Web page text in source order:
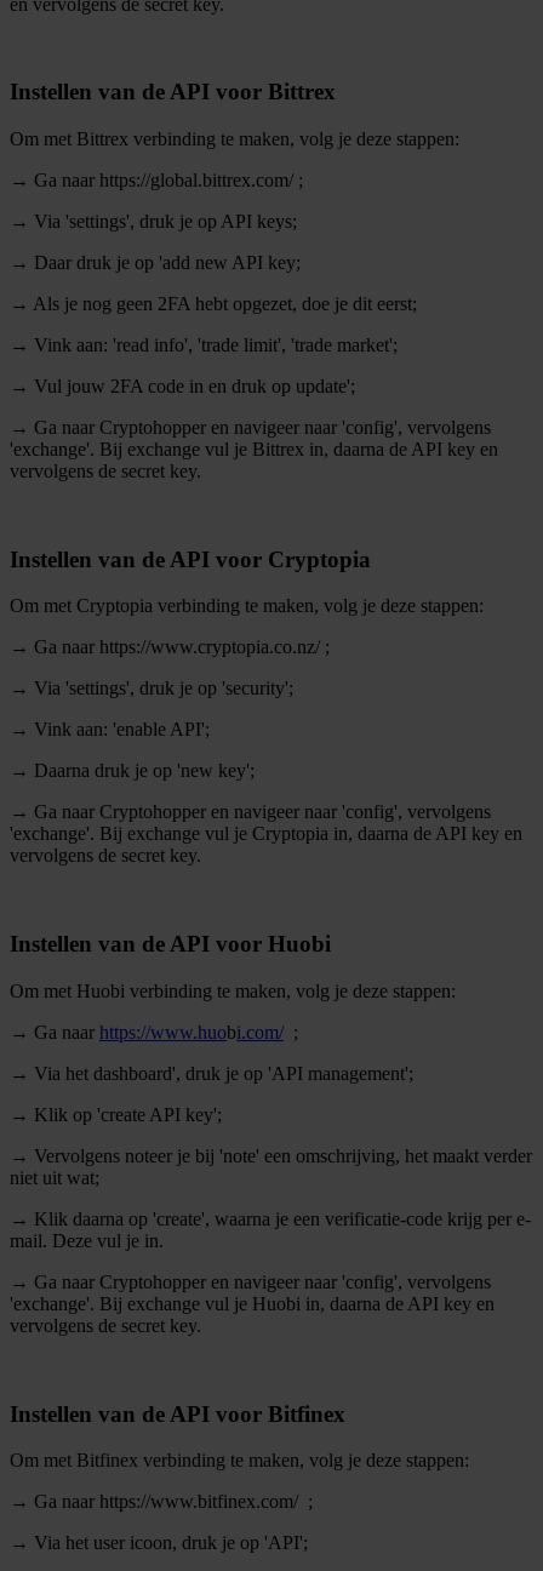
informatie over uw gebruik van onze site met onze
informatie die u aan ze heeft verstrekt of die ze hebben
verzameld op basis van uw gebruik van hun services.
Instellen van de API voor Bittrex
Om met Bittrex verbinding te maken, volg je deze stappen:
→ Ga naar https://global.bittrex.com/ ;
→ Via 'settings', druk je op API keys;
→ Daar druk je op 'add new API key;
→ Als je nog geen 2FA hebt opgezet, doe je dit eerst;
→ Vink aan: 'read info', 'trade limit', 'trade market';
→ Vul jouw 2FA code in en druk op update';
→ Ga naar Cryptohopper en navigeer naar 'config', vervolgens
'exchange'. Bij exchange vul je Bittrex in, daarna de API key en
vervolgens de secret key.
Instellen van de API voor Cryptopia
Om met Cryptopia verbinding te maken, volg je deze stappen:
→ Ga naar https://www.cryptopia.co.nz/ ;
→ Via 'settings', druk je op 'security';
→ Vink aan: 'enable API';
→ Daarna druk je op 'new key';
→ Ga naar Cryptohopper en navigeer naar 'config', vervolgens
'exchange'. Bij exchange vul je Cryptopia in, daarna de API key en
vervolgens de secret key.
Instellen van de API voor Huobi
Om met Huobi verbinding te maken, volg je deze stappen:
→ Ga naar https://www.huobi.com/ ;
→ Via het dashboard', druk je op 'API management';
→ Klik op 'create API key';
→ Vervolgens noteer je bij 'note' een omschrijving, het maakt verder
niet uit wat;
→ Klik daarna op 'create', waarna je een verificatie-code krijg per e-
mail. Deze vul je in.
→ Ga naar Cryptohopper en navigeer naar 'config', vervolgens
'exchange'. Bij exchange vul je Huobi in, daarna de API key en
vervolgens de secret key.
Instellen van de API voor Bitfinex
Om met Bitfinex verbinding te maken, volg je deze stappen:
→ Ga naar https://www.bitfinex.com/ ;
→ Via het user icoon, druk je op 'API';